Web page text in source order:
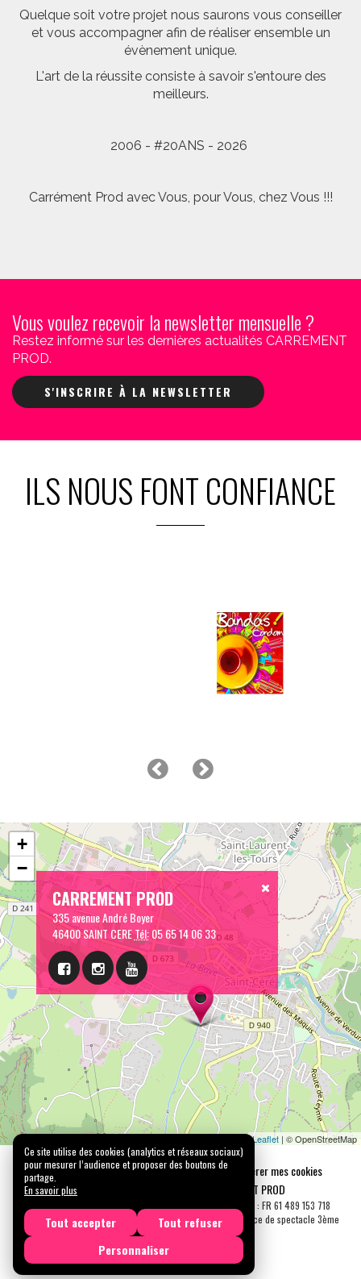
Quelque soit votre projet nous saurons vous conseiller
et vous accompagner afin de réaliser ensemble un
évènement unique.
L'art de la réussite consiste à savoir s'entoure des
meilleurs.
2006 - #20ANS - 2026
Carrément Prod avec Vous, pour Vous, chez Vous !!!
Vous voulez recevoir la newsletter mensuelle ?
Restez informé sur les dernières actualités CARREMENT
PROD.
S'INSCRIRE À LA NEWSLETTER
ILS NOUS FONT CONFIANCE
CARREMENT PROD
335 avenue André Boyer
46400 SAINT CERETél:05 65 14 06 33
+
−
Leaflet | © OpenStreetMap
Mentions légales Confidentialité
Gérer mes cookies
Tous droits réservés © 2026 |
CARREMENT PROD
N° SIRET : 489 153 718 00031 - APE : 9001 Z - N° TVA Int. : FR 61 489 153 718
Licence de spectacle 2ème catégorie N°2-1048153 - Licence de spectacle 3ème
catégorie N°3-1048152
Ce site utilise des cookies (analytics et réseaux sociaux)
pour mesurer l’audience et proposer des boutons de
partage.
En savoir plus
Tout accepter
Tout refuser
Personnaliser